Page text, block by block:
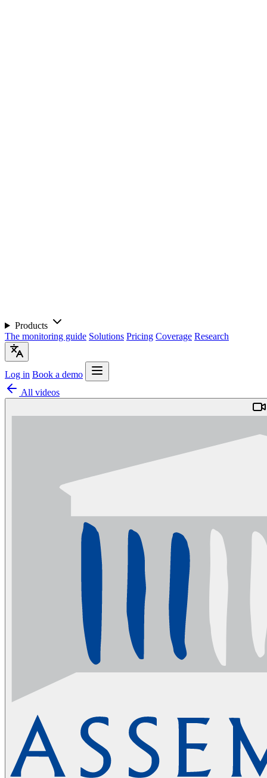
Products
The monitoring guide Solutions Pricing Coverage Research
Log in Book a demo
All videos